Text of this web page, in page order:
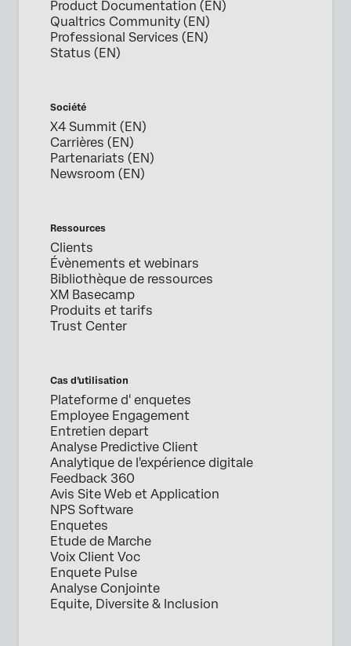
Product Documentation (EN)
Qualtrics Community (EN)
Professional Services (EN)
Status (EN)
Société
X4 Summit (EN)
Carrières (EN)
Partenariats (EN)
Newsroom (EN)
Ressources
Clients
Évènements et webinars
Bibliothèque de ressources
XM Basecamp
Produits et tarifs
Trust Center
Cas d’utilisation
Plateforme d' enquetes
Employee Engagement
Entretien depart
Analyse Predictive Client
Analytique de l'expérience digitale
Feedback 360
Avis Site Web et Application
NPS Software
Enquetes
Etude de Marche
Voix Client Voc
Enquete Pulse
Analyse Conjointe
Equite, Diversite & Inclusion